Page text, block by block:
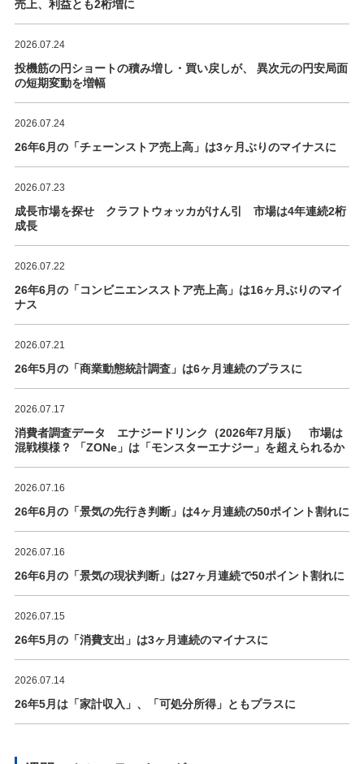
売上、利益とも2桁増に
2026.07.24
投機筋の円ショートの積み増し・買い戻しが、 異次元の円安局面
の短期変動を増幅
2026.07.24
26年6月の「チェーンストア売上高」は3ヶ月ぶりのマイナスに
2026.07.23
成長市場を探せ クラフトウォッカがけん引 市場は4年連続2桁
成長
2026.07.22
26年6月の「コンビニエンスストア売上高」は16ヶ月ぶりのマイ
ナス
2026.07.21
26年5月の「商業動態統計調査」は6ヶ月連続のプラスに
2026.07.17
消費者調査データ エナジードリンク（2026年7月版） 市場は
混戦模様？ 「ZONe」は「モンスターエナジー」を超えられるか
2026.07.16
26年6月の「景気の先行き判断」は4ヶ月連続の50ポイント割れに
2026.07.16
26年6月の「景気の現状判断」は27ヶ月連続で50ポイント割れに
2026.07.15
26年5月の「消費支出」は3ヶ月連続のマイナスに
2026.07.14
26年5月は「家計収入」、「可処分所得」ともプラスに